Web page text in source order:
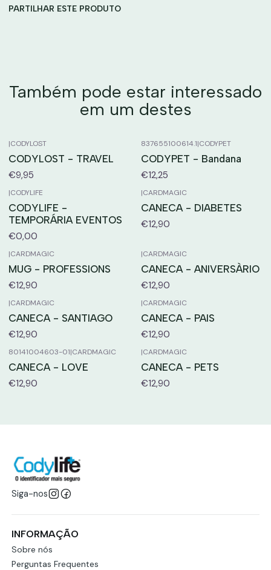
PARTILHAR ESTE PRODUTO
Também pode estar interessado
em um destes
|CODYLOST
CODYLOST - TRAVEL
€9,95
837655100614.1|CODYPET
CODYPET - Bandana
€12,25
|CODYLIFE
CODYLIFE -
TEMPORÁRIA EVENTOS
€0,00
|CARDMAGIC
CANECA - DIABETES
€12,90
|CARDMAGIC
MUG - PROFESSIONS
€12,90
|CARDMAGIC
CANECA - ANIVERSÀRIO
€12,90
|CARDMAGIC
CANECA - SANTIAGO
€12,90
|CARDMAGIC
CANECA - PAIS
€12,90
80141004603-01|CARDMAGIC
CANECA - LOVE
€12,90
|CARDMAGIC
CANECA - PETS
€12,90
Siga-nos
INFORMAÇÃO
Sobre nós
Perguntas Frequentes